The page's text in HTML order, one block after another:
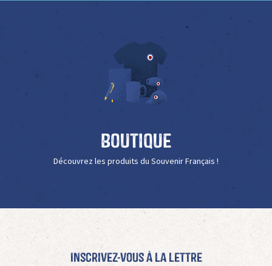
Boutique
Découvrez les produits du Souvenir Français !
Inscrivez-vous à La Lettre